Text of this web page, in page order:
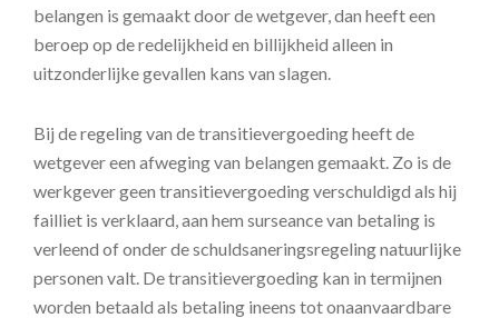
belangen is gemaakt door de wetgever, dan heeft een
beroep op de redelijkheid en billijkheid alleen in
uitzonderlijke gevallen kans van slagen.
Bij de regeling van de transitievergoeding heeft de
wetgever een afweging van belangen gemaakt. Zo is de
werkgever geen transitievergoeding verschuldigd als hij
failliet is verklaard, aan hem surseance van betaling is
verleend of onder de schuldsaneringsregeling natuurlijke
personen valt. De transitievergoeding kan in termijnen
worden betaald als betaling ineens tot onaanvaardbare